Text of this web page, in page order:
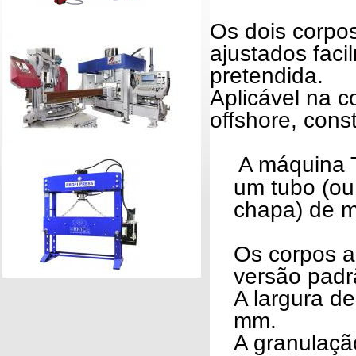
Os dois
ajustados
pretendida.
Aplicável na
offshore,
A máquina
um tubo
chapa) de
Os corpos
versão
A largura
mm.
A